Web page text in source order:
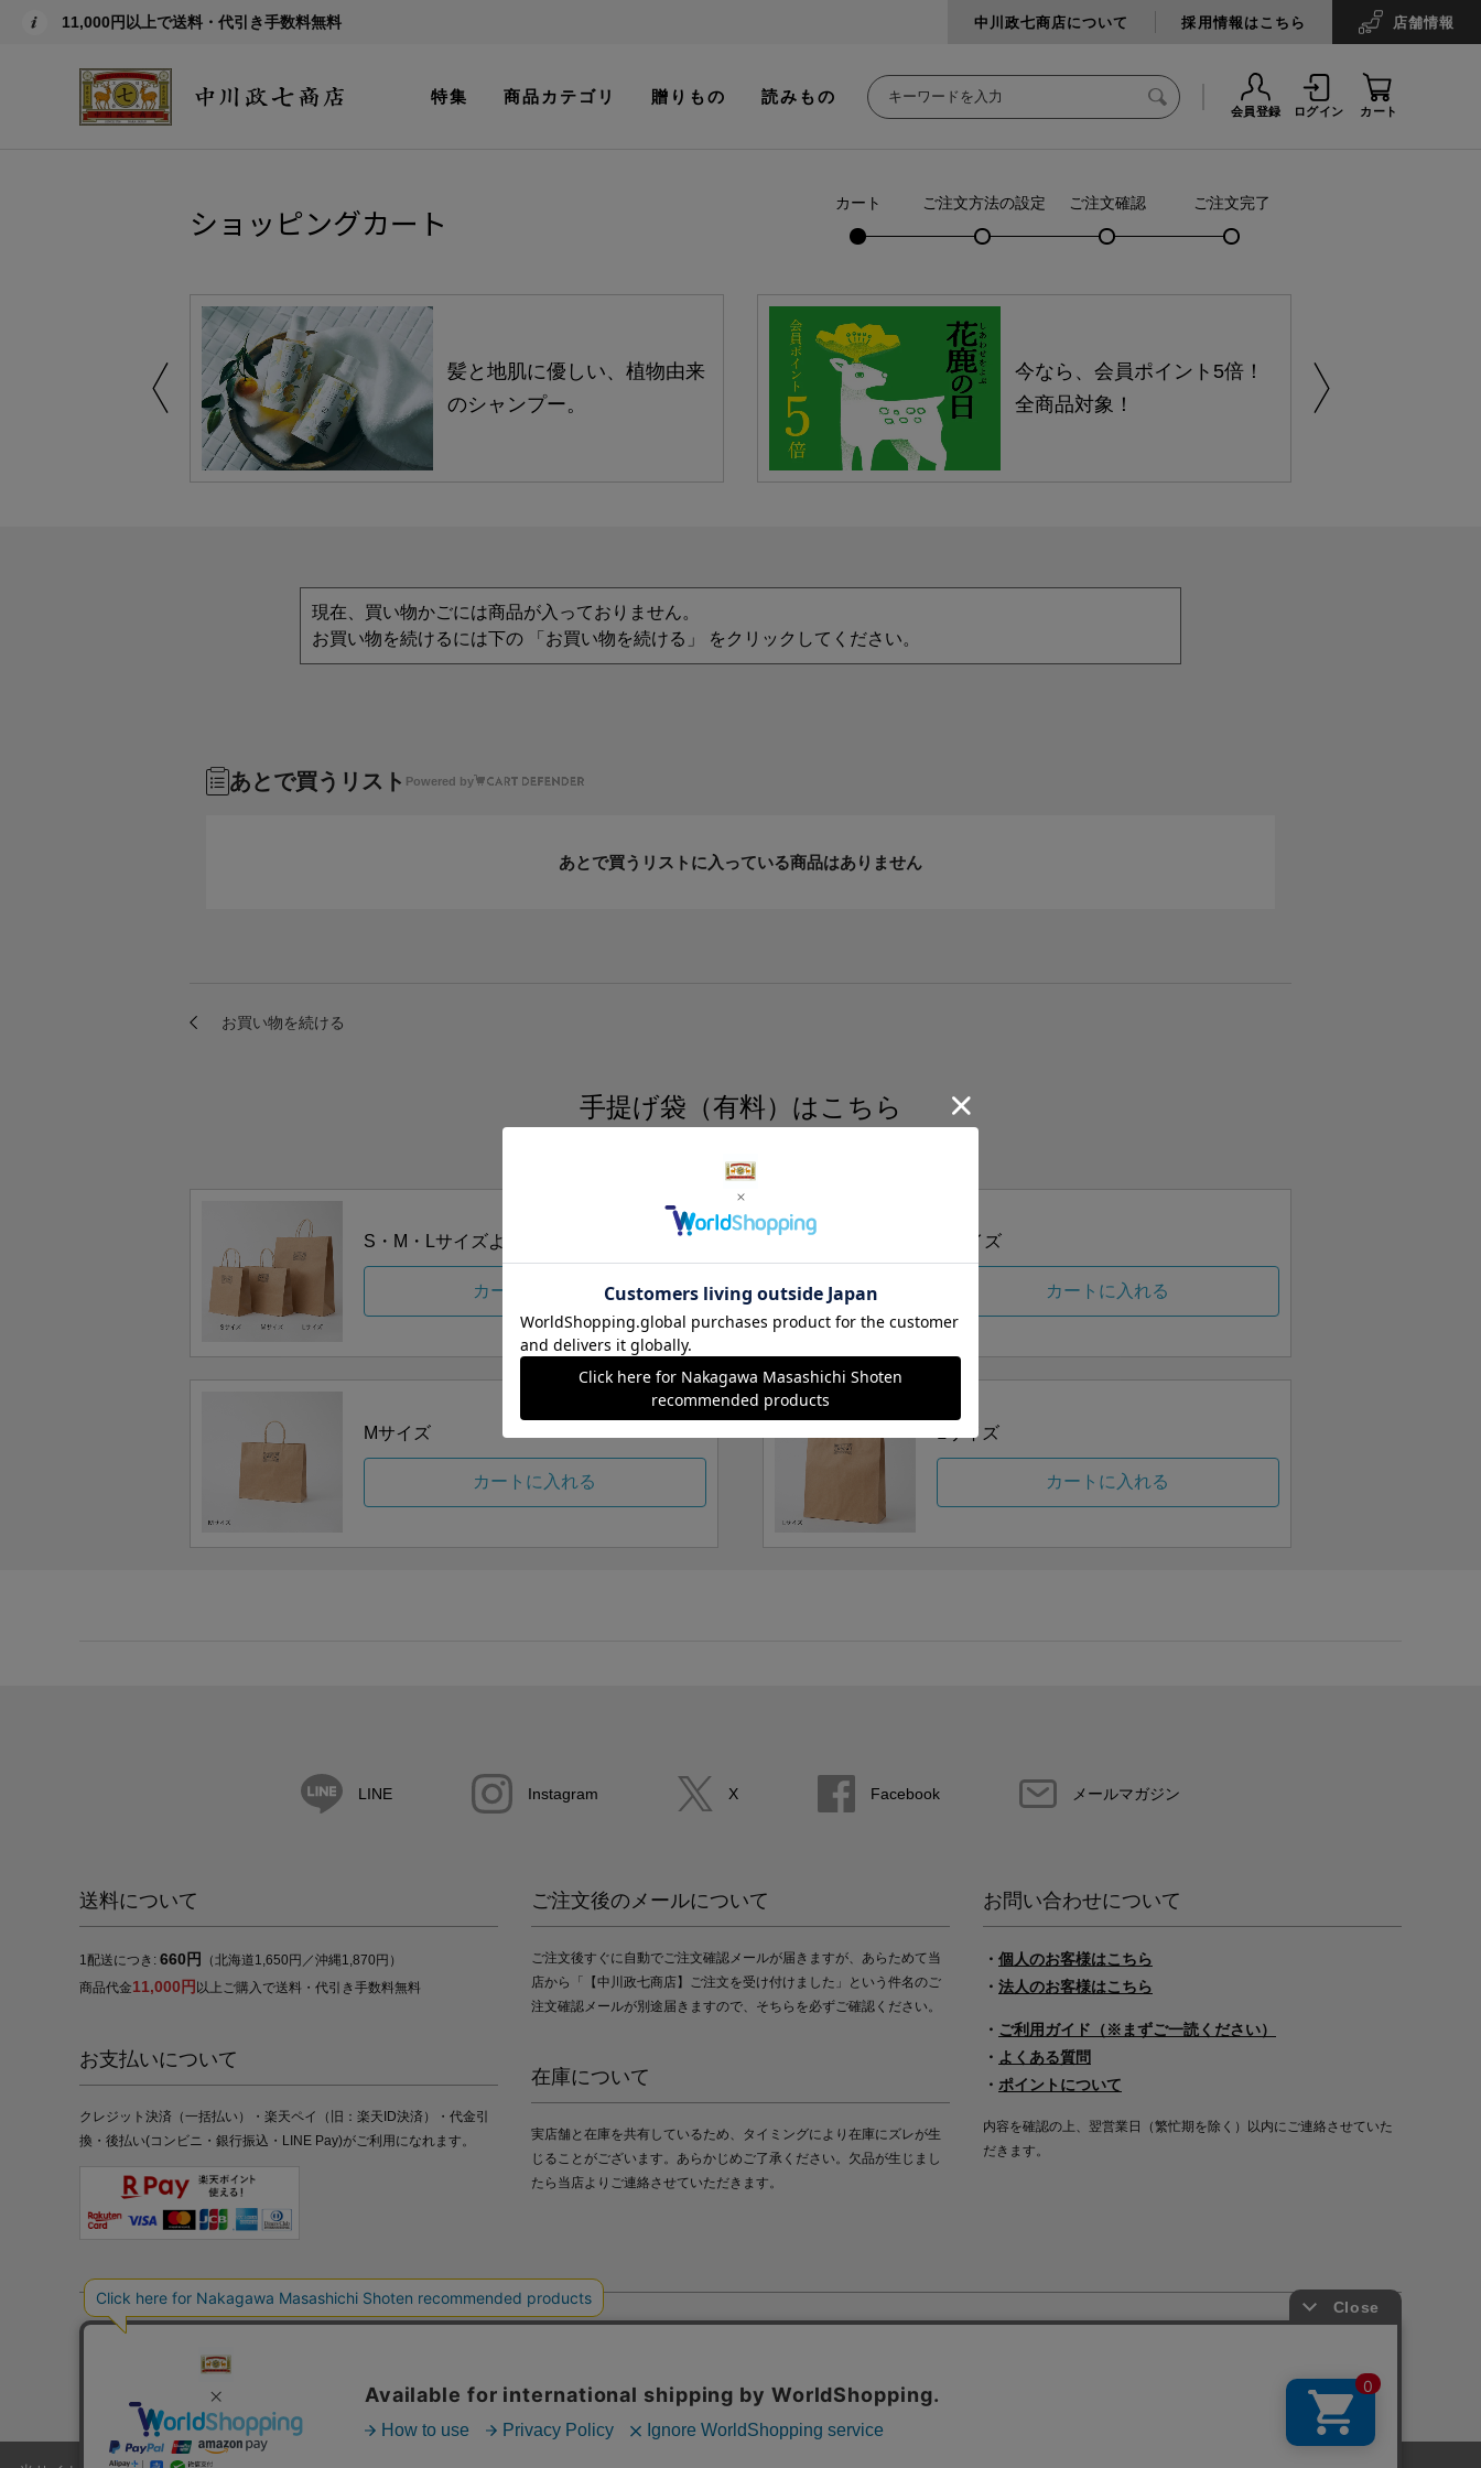
11,000円以上で送料・代引き手数料無料 中川政七商店について 採用情報はこちら 店舗情報
特集 商品カテゴリ 贈りもの 読みもの
会員登録 ログイン カート
ショッピングカート カート ご注文方法の設定 ご注文確認 ご注文完了
髪と地肌に優しい、植物由来
のシャンプー。
今なら、会員ポイント5倍！
全商品対象！
現在、買い物かごには商品が入っておりません。
お買い物を続けるには下の 「お買い物を続ける」 をクリックしてください。
あとで買うリスト Powered by
あとで買うリストに入っている商品はありません
手提げ袋（有料）はこちら
S・M・Lの3つサイズをご用意しております。
S・M・Lサイズより当店にお任せ
カートに入れる
Sサイズ
カートに入れる
Mサイズ
カートに入れる
Lサイズ
カートに入れる
LINE Instagram X Facebook メールマガジン
送料について
1配送につき: 660円
（北海道1,650円／沖縄1,870円）
商品代金11,000円 以上ご購入で送料・代引き手数料無料
お支払いについて
クレジット決済（一括払い）・楽天ペイ（旧：楽天ID決済）・代金引
換・後払い(コンビニ・銀行振込・LINE Pay)がご利用になれます。
ご注文後のメールについて
ご注文後すぐに自動でご注文確認メールが届きますが、あらためて当
店から「【中川政七商店】ご注文を受け付けました」という件名のご
注文確認メールが別途届きますので、そちらを必ずご確認ください。
在庫について
実店舗と在庫を共有しているため、タイミングにより在庫にズレが生
じることがございます。あらかじめご了承ください。欠品が生じまし
たら当店よりご連絡させていただきます。
お問い合わせについて
・ 個人のお客様はこちら
・ 法人のお客様はこちら
・ ご利用ガイド（※まずご一読ください）
・ よくある質問
・ ポイントについて
内容を確認の上、翌営業日（繁忙期を除く）以内にご連絡させていた
だきます。
プライバシーポリシー